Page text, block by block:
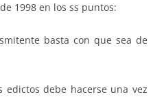
de 1998 en los ss puntos:
basta con que sea de
debe hacerse una vez